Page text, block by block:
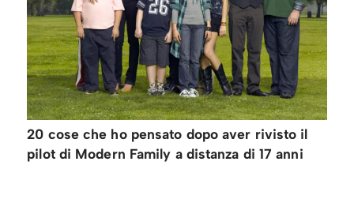
20 cose che ho pensato dopo aver rivisto il
pilot di Modern Family a distanza di 17 anni